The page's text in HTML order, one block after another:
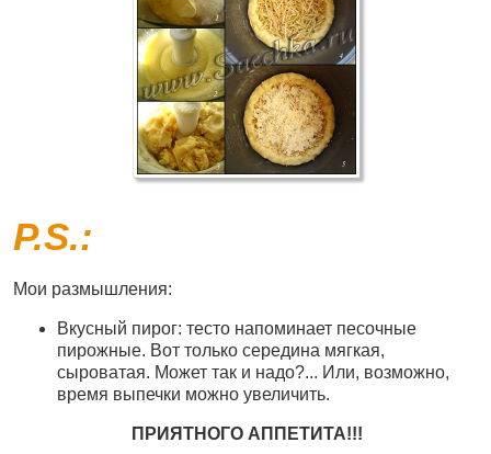
P.S.:
Мои размышления:
Вкусный пирог: тесто напоминает песочные
пирожные. Вот только середина мягкая,
сыроватая. Может так и надо?... Или, возможно,
время выпечки можно увеличить.
ПРИЯТНОГО АППЕТИТА!!!